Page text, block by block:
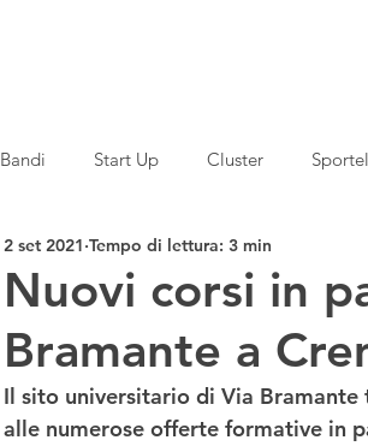
Bandi Start Up Cluster
Nuovi corsi in
Bramante a
2 set 2021 Tempo di lettura: 3 min
Il sito universitario di Via
alle numerose offerte formative in